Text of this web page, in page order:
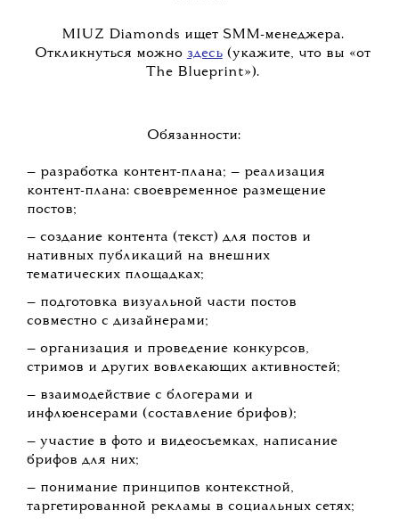
MIUZ Diamonds ищет SMM-менеджера.
Откликнуться можно здесь(укажите, что вы «от
The Blueprint»).
Обязанности:
— разработка контент-плана; — реализация
контент-плана: своевременное размещение
постов;
— создание контента (текст) для постов и
нативных публикаций на внешних
тематических площадках;
— подготовка визуальной части постов
совместно с дизайнерами;
— организация и проведение конкурсов,
стримов и других вовлекающих активностей;
— взаимодействие с блогерами и
инфлюенсерами (составление брифов);
— участие в фото и видеосъемках, написание
брифов для них;
— понимание принципов контекстной,
таргетированной рекламы в социальных сетях;